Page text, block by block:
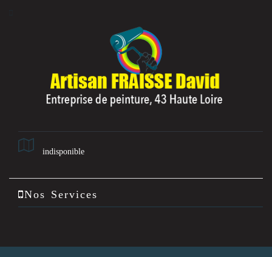
indisponible
Nos Services